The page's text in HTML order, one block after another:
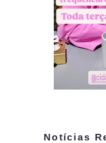
Notícias